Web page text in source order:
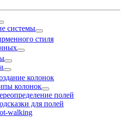
системы
стиля
колонок
колонок
полей
для полей
walking